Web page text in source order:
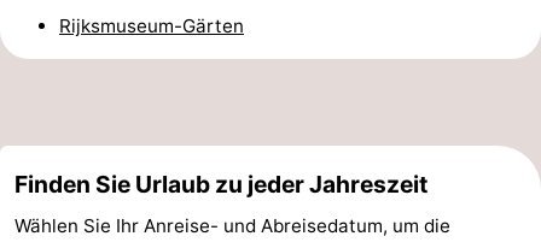
Rijksmuseum-Gärten
Finden Sie Urlaub zu jeder Jahreszeit
Wählen Sie Ihr Anreise- und Abreisedatum, um die